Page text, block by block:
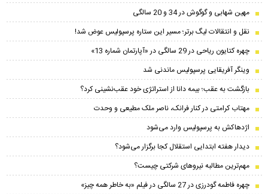
مهین شهابی و گوگوش در 34 و 20 سالگی
نقل و انتقالات لیگ برتر؛ مسیر این ستاره پرسپولیس عوض شد!
چهره کتایون ریاحی در 29 سالگی در «آپارتمان شماره 13»
وینگر آفریقایی پرسپولیس ماندنی شد
بازگشت به عقب؛ بیمه دانا از استراتژی خود عقب‌نشینی کرد؟
مهتاب کرامتی در کنار فرانک، ناصر ملک مطیعی و وحدت
اژدهاکش به پرسپولیس وارد می‌شود
دیدار هفته ابتدایی استقلال کجا برگزار می‌شود؟
مهم‌ترین مطالبه نیروهای شرکتی چیست؟
چهره فاطمه گودرزی در 27 سالگی در فیلم «به خاطر همه چیز»